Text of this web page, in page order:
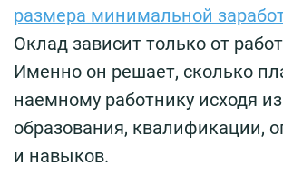
размера минимальной
Оклад зависит только от
Именно он решает, сколько
наемному работнику исходя
образования, квалификации,
и навыков.